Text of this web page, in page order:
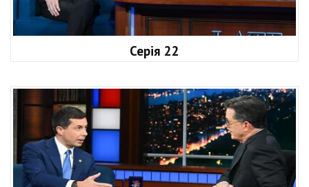
Серія 22